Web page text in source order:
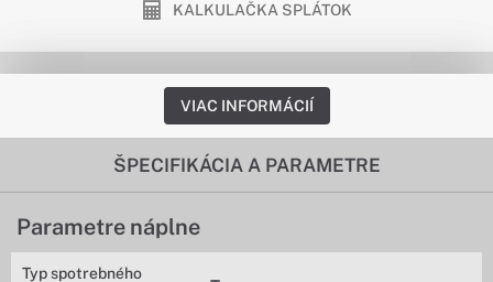
KALKULAČKA SPLÁTOK
VIAC INFORMÁCIÍ
ŠPECIFIKÁCIA A PARAMETRE
Parametre náplne
Typ spotrebného